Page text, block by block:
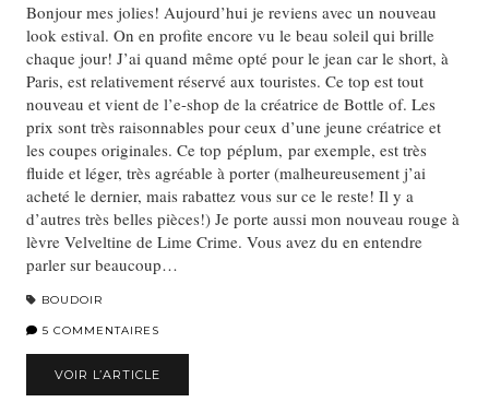
Bonjour mes jolies! Aujourd’hui je reviens avec un nouveau
look estival. On en profite encore vu le beau soleil qui brille
chaque jour! J’ai quand même opté pour le jean car le short, à
Paris, est relativement réservé aux touristes. Ce top est tout
nouveau et vient de l’e-shop de la créatrice de Bottle of. Les
prix sont très raisonnables pour ceux d’une jeune créatrice et
les coupes originales. Ce top péplum, par exemple, est très
fluide et léger, très agréable à porter (malheureusement j’ai
acheté le dernier, mais rabattez vous sur ce le reste! Il y a
d’autres très belles pièces!) Je porte aussi mon nouveau rouge à
lèvre Velveltine de Lime Crime. Vous avez du en entendre
parler sur beaucoup…
BOUDOIR
5 COMMENTAIRES
VOIR L’ARTICLE